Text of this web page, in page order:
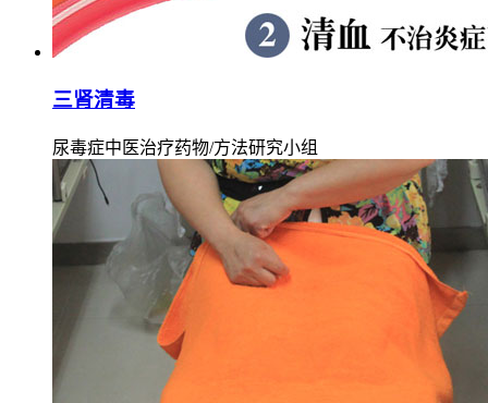
三肾清毒
尿毒症中医治疗药物/方法研究小组